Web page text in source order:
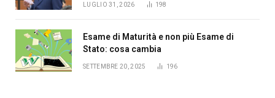
LUGLIO 31, 2026 198
Esame di Maturità e non più Esame di
Stato: cosa cambia
SETTEMBRE 20, 2025 196